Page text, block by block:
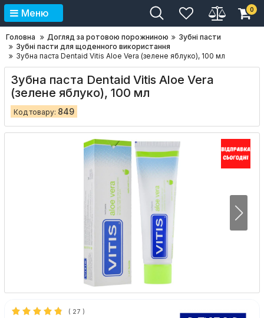
Меню 0
Головна Догляд за ротовою порожниною
Зубні пасти
Зубні пасти для щоденного використання
Зубна паста Dentaid Vitis Aloe Vera (зелене яблуко), 100 мл
Зубна паста Dentaid Vitis Aloe Vera
(зелене яблуко), 100 мл
Код товару: 849
( 27 )